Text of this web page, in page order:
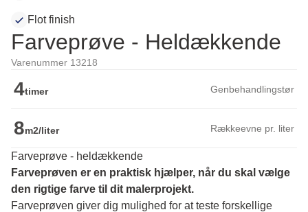
Flot finish
Farveprøve - Heldækkende
Varenummer 13218
4timer Genbehandlingstør
8m2/liter Rækkeevne pr. liter
Farveprøve - heldækkende
Farveprøven er en praktisk hjælper, når du skal vælge
den rigtige farve til dit malerprojekt.
Farveprøven giver dig mulighed for at teste forskellige